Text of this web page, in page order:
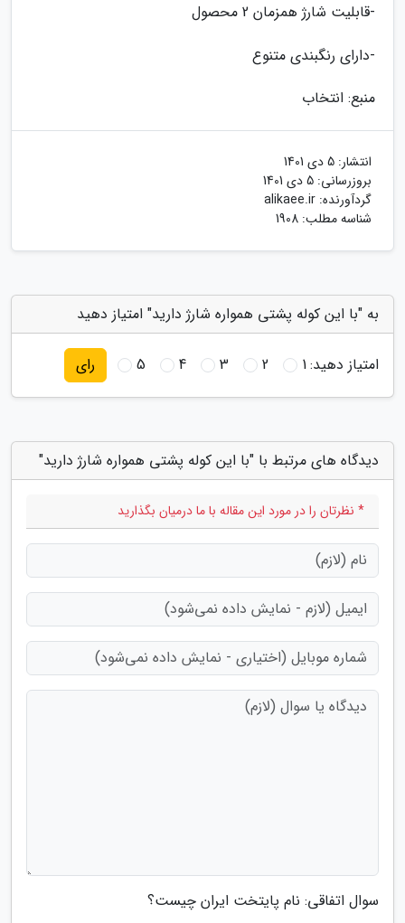
-قابلیت شارژ همزمان 2 محصول
-دارای رنگبندی متنوع
منبع: انتخاب
انتشار: 5 دی 1401
بروزرسانی: 5 دی 1401
گردآورنده: alikaee.ir
شناسه مطلب: 1908
به "با این کوله پشتی همواره شارژ دارید" امتیاز دهید
امتیاز دهید:1
2
3
4
5 رای
دیدگاه های مرتبط با "با این کوله پشتی همواره شارژ دارید"
* نظرتان را در مورد این مقاله با ما درمیان بگذارید
سوال اتفاقی: نام پایتخت ایران چیست؟